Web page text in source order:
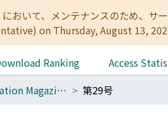
おいて、メンテナンスのため、
on Thursday, August 13,
Ranking Access
Cue (Information Magazine) 第29号